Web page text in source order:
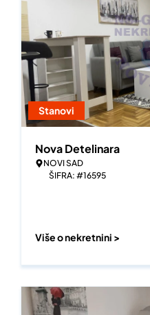
Stanovi
Nova Detelinara
NOVI SAD
ŠIFRA: #16595
Više o nekretnini >